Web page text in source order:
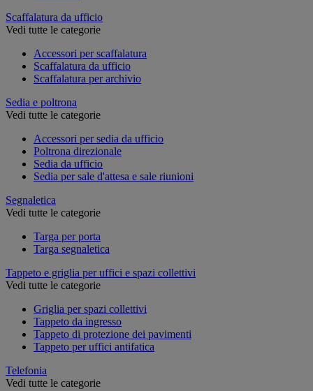
Scaffalatura da ufficio
Vedi tutte le categorie
Accessori per scaffalatura
Scaffalatura da ufficio
Scaffalatura per archivio
Sedia e poltrona
Vedi tutte le categorie
Accessori per sedia da ufficio
Poltrona direzionale
Sedia da ufficio
Sedia per sale d'attesa e sale riunioni
Segnaletica
Vedi tutte le categorie
Targa per porta
Targa segnaletica
Tappeto e griglia per uffici e spazi collettivi
Vedi tutte le categorie
Griglia per spazi collettivi
Tappeto da ingresso
Tappeto di protezione dei pavimenti
Tappeto per uffici antifatica
Telefonia
Vedi tutte le categorie